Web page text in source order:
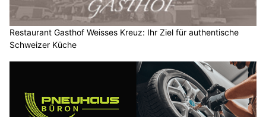
Restaurant Gasthof Weisses Kreuz: Ihr Ziel für authentische
Schweizer Küche